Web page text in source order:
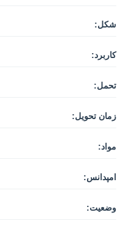
شکل:
کاربرد:
تحمل:
زمان تحویل:
مواد:
امپدانس:
وضعیت: